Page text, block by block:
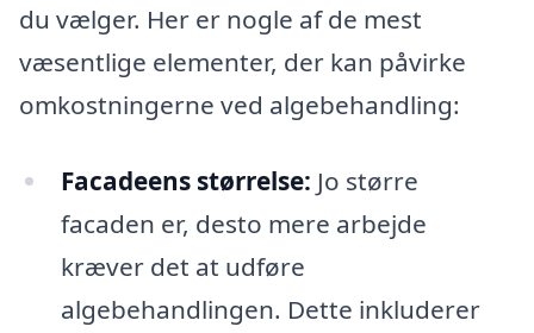
du vælger. Her er nogle af de mest
væsentlige elementer, der kan påvirke
omkostningerne ved algebehandling:
Facadeens størrelse: Jo større
facaden er, desto mere arbejde
kræver det at udføre
algebehandlingen. Dette inkluderer